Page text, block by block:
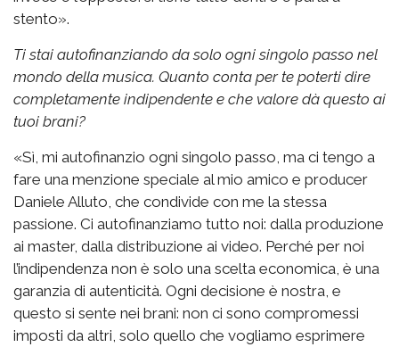
stento».
Ti stai autofinanziando da solo ogni singolo passo nel
mondo della musica. Quanto conta per te poterti dire
completamente indipendente e che valore dà questo ai
tuoi brani?
«Sì, mi autofinanzio ogni singolo passo, ma ci tengo a
fare una menzione speciale al mio amico e producer
Daniele Alluto, che condivide con me la stessa
passione. Ci autofinanziamo tutto noi: dalla produzione
ai master, dalla distribuzione ai video. Perché per noi
l’indipendenza non è solo una scelta economica, è una
garanzia di autenticità. Ogni decisione è nostra, e
questo si sente nei brani: non ci sono compromessi
imposti da altri, solo quello che vogliamo esprimere